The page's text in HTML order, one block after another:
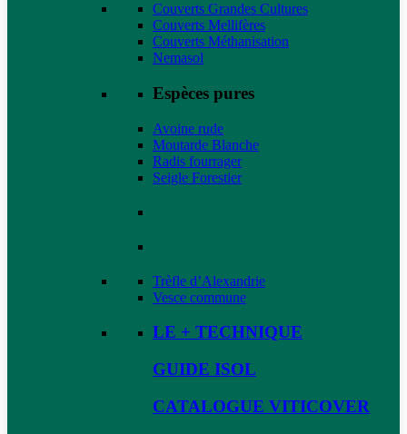
Couverts Grandes Cultures
Couverts Mellifères
Couverts Méthanisation
Nemasol
Espèces pures
Avoine rude
Moutarde Blanche
Radis fourrager
Seigle Forestier
Trèfle d’Alexandrie
Vesce commune
LE + TECHNIQUE
GUIDE ISOL
CATALOGUE VITICOVER